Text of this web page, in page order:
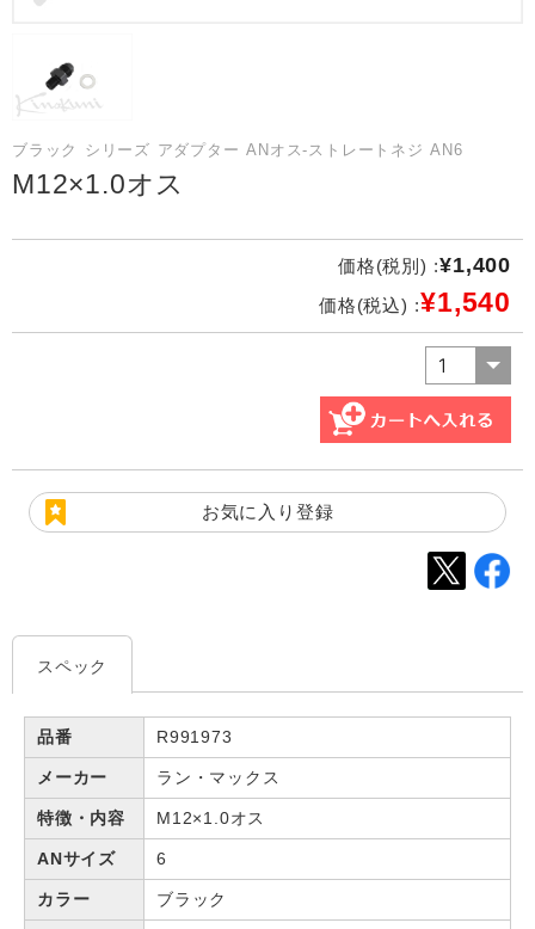
ブラック シリーズ アダプター ANオス-ストレートネジ AN6
M12×1.0オス
価格(税別) :¥1,400
価格(税込) :¥1,540
お気に入り登録
スペック
品番 R991973
メーカー ラン・マックス
特徴・内容 M12×1.0オス
ANサイズ 6
カラー ブラック